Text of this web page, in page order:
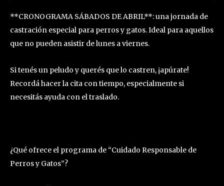
**CRONOGRAMA SÁBADOS DE ABRIL**: una jornada de
castración especial para perros y gatos. Ideal para aquellos
que no pueden asistir de lunes a viernes.
Si tenés un peludo y querés que lo castren, ¡apúrate!
Recordá hacer la cita con tiempo, especialmente si
necesitás ayuda con el traslado.
¿Qué ofrece el programa de “Cuidado Responsable de
Perros y Gatos”?